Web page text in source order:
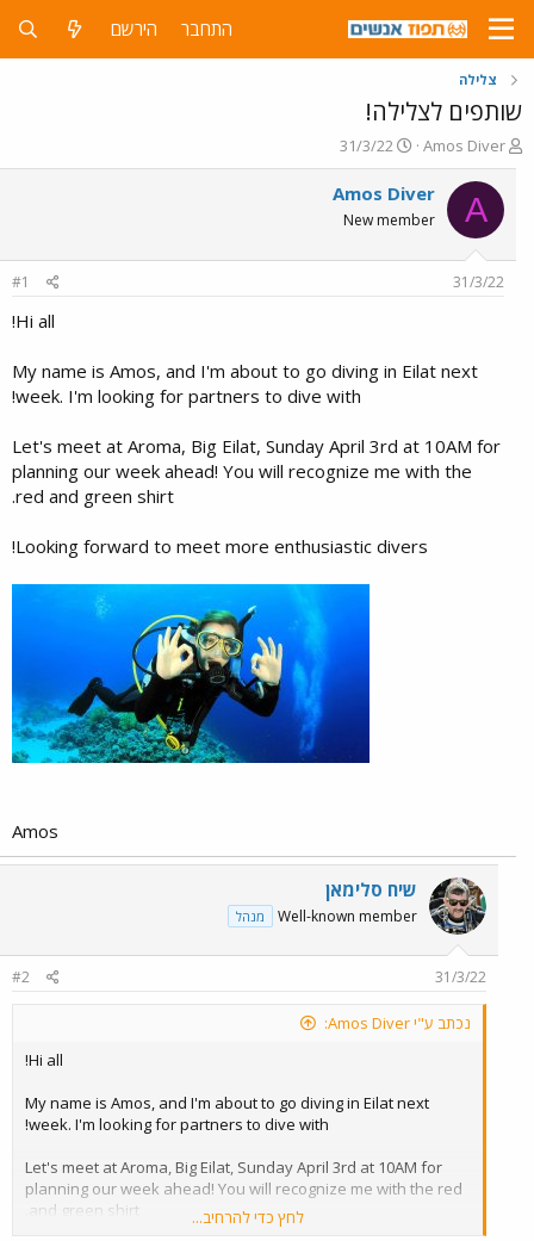
התחבר הירשם
צלילה
שותפים לצלילה!
פ
ו
ת
ח
ה
ש
Amos Diver
פ
ו
ר
ם
31/3/22
A
Amos Diver
New member
31/3/22
#1
Hi all!
My name is Amos, and I'm about to go diving in Eilat next
week. I'm looking for partners to dive with!
Let's meet at Aroma, Big Eilat, Sunday April 3rd at 10AM for
planning our week ahead! You will recognize me with the
red and green shirt.
Looking forward to meet more enthusiastic divers!
Amos​
שיח סלימאן
Well-known member מנהל
31/3/22
#2
נכתב ע"י Amos Diver:
Hi all!
My name is Amos, and I'm about to go diving in Eilat next
week. I'm looking for partners to dive with!
Let's meet at Aroma, Big Eilat, Sunday April 3rd at 10AM for
planning our week ahead! You will recognize me with the red
and green shirt.
לחץ כדי להרחיב...